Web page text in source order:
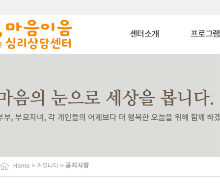
센터소개
비젼
이용안내
찾아오시는길
프로그램
상담교육 프로
특화 프로그
심리평가 프로
특수교육대상자
Home > 커뮤니티 >공지사항